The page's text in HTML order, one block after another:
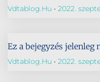
Vdtablog.hu 2022.
Ez a bejegyzés jelenleg
Vdtablog.hu 2022.